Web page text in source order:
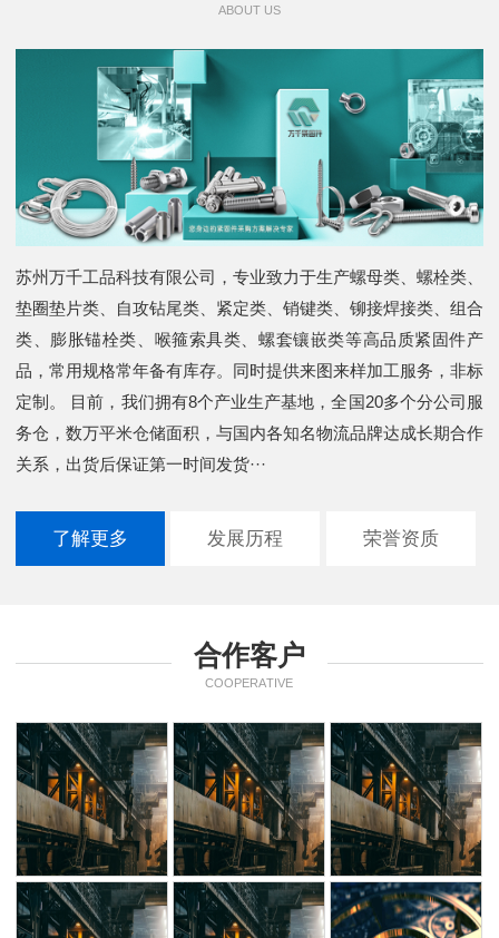
ABOUT US
苏州万千工品科技有限公司，专业致力于生产螺母类、螺栓类、
垫圈垫片类、自攻钻尾类、紧定类、销键类、铆接焊接类、组合
类、膨胀锚栓类、喉箍索具类、螺套镶嵌类等高品质紧固件产
品，常用规格常年备有库存。同时提供来图来样加工服务，非标
定制。 目前，我们拥有8个产业生产基地，全国20多个分公司服
务仓，数万平米仓储面积，与国内各知名物流品牌达成长期合作
关系，出货后保证第一时间发货···
了解更多 发展历程 荣誉资质
合作客户
COOPERATIVE